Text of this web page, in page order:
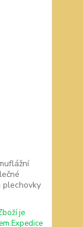
plechovky
je